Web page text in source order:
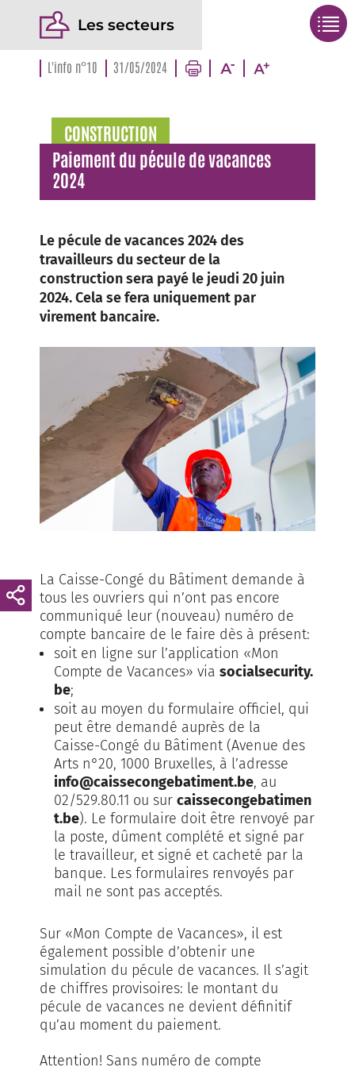
Les secteurs
L'info n°10 31/05/2024
CONSTRUCTION
Paiement du pécule de vacances
2024
Le pécule de vacances 2024 des
travailleurs du secteur de la
construction sera payé le jeudi 20 juin
2024. Cela se fera uniquement par
virement bancaire.
La Caisse-Congé du Bâtiment demande à
tous les ouvriers qui n’ont pas encore
communiqué leur (nouveau) numéro de
compte bancaire de le faire dès à présent:
soit en ligne sur l’application «Mon
Compte de Vacances» via socialsecurity.
be;
soit au moyen du formulaire officiel, qui
peut être demandé auprès de la
Caisse-Congé du Bâtiment (Avenue des
Arts n°20, 1000 Bruxelles, à l’adresse
info@caissecongebatiment.be, au
02/529.80.11 ou sur caissecongebatimen
t.be). Le formulaire doit être renvoyé par
la poste, dûment complété et signé par
le travailleur, et signé et cacheté par la
banque. Les formulaires renvoyés par
mail ne sont pas acceptés.
Sur «Mon Compte de Vacances», il est
également possible d’obtenir une
simulation du pécule de vacances. Il s’agit
de chiffres provisoires: le montant du
pécule de vacances ne devient définitif
qu’au moment du paiement.
Attention! Sans numéro de compte